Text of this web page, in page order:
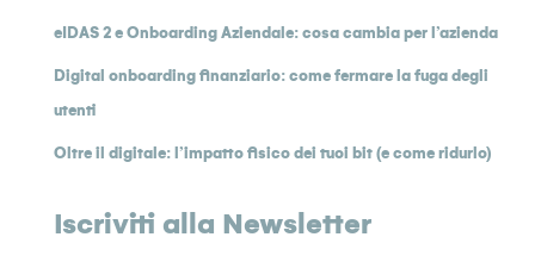
eIDAS 2 e Onboarding Aziendale: cosa cambia per l’azienda
Digital onboarding finanziario: come fermare la fuga degli
utenti
Oltre il digitale: l’impatto fisico dei tuoi bit (e come ridurlo)
Iscriviti alla Newsletter